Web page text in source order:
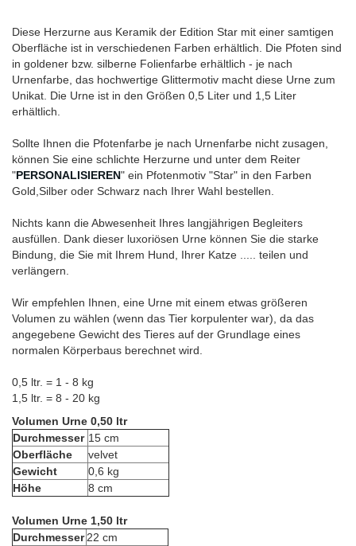
Diese Herzurne aus Keramik der Edition Star mit einer samtigen
Oberfläche ist in verschiedenen Farben erhältlich. Die Pfoten sind
in goldener bzw. silberne Folienfarbe erhältlich - je nach
Urnenfarbe, das hochwertige Glittermotiv macht diese Urne zum
Unikat. Die Urne ist in den Größen 0,5 Liter und 1,5 Liter
erhältlich.
Sollte Ihnen die Pfotenfarbe je nach Urnenfarbe nicht zusagen,
können Sie eine schlichte Herzurne und unter dem Reiter
"PERSONALISIEREN" ein Pfotenmotiv "Star" in den Farben
Gold,Silber oder Schwarz nach Ihrer Wahl bestellen.
Nichts kann die Abwesenheit Ihres langjährigen Begleiters
ausfüllen. Dank dieser luxoriösen Urne können Sie die starke
Bindung, die Sie mit Ihrem Hund, Ihrer Katze ..... teilen und
verlängern.
Wir empfehlen Ihnen, eine Urne mit einem etwas größeren
Volumen zu wählen (wenn das Tier korpulenter war), da das
angegebene Gewicht des Tieres auf der Grundlage eines
normalen Körperbaus berechnet wird.
0,5 ltr. = 1 - 8 kg
1,5 ltr. = 8 - 20 kg
Volumen Urne 0,50 ltr
Durchmesser 15 cm
Oberfläche
velvet
Gewicht
0,6 kg
Höhe
8 cm
Volumen Urne 1,50 ltr
Durchmesser22 cm